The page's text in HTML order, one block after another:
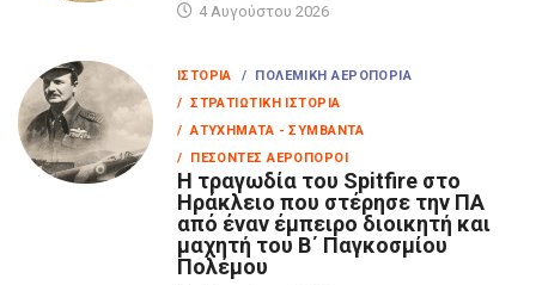
4 Αυγούστου 2026
ΙΣΤΟΡΊΑ
/ ΠΟΛΕΜΙΚΉ ΑΕΡΟΠΟΡΊΑ
/ ΣΤΡΑΤΙΩΤΙΚΉ ΙΣΤΟΡΊΑ
/ ΑΤΥΧΉΜΑΤΑ - ΣΥΜΒΆΝΤΑ
/ ΠΕΣΌΝΤΕΣ ΑΕΡΟΠΌΡΟΙ
Η τραγωδία του Spitfire στο
Ηράκλειο που στέρησε την ΠΑ
από έναν έμπειρο διοικητή και
μαχητή του Β΄ Παγκοσμίου
Πολέμου